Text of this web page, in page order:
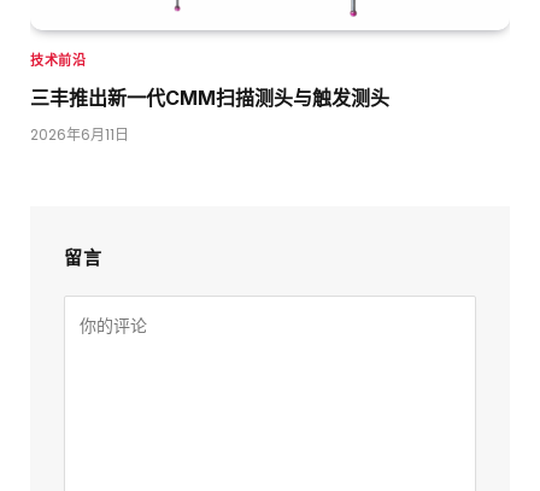
技术前沿
三丰推出新一代CMM扫描测头与触发测头
2026年6月11日
留言